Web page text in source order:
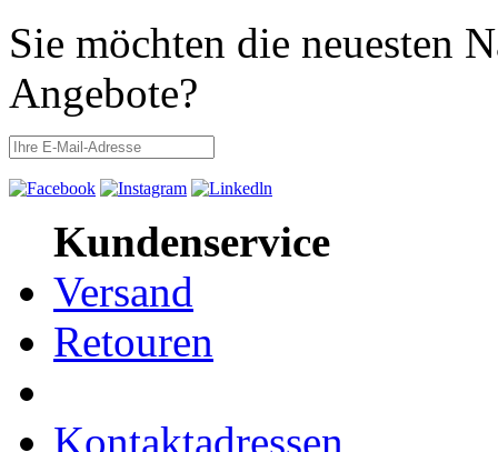
Sie möchten die neuesten
Angebote?
Kundenservice
Versand
Retouren
Kontaktadressen